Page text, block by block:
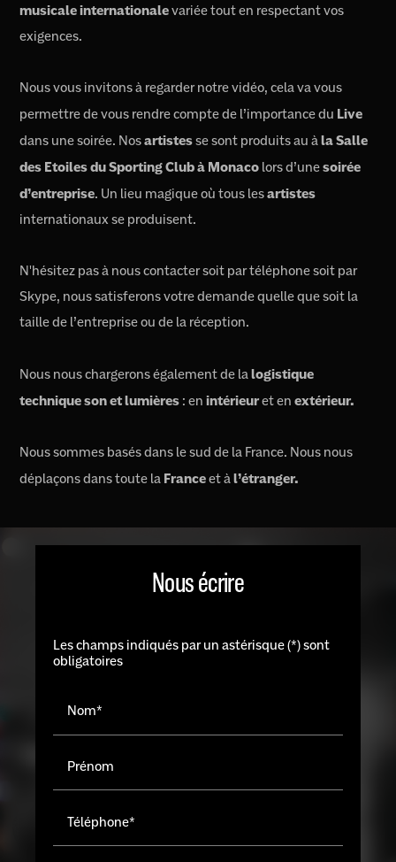
musicale internationalevariée tout en respectant vos
exigences.
Nous vous invitons à regarder notre vidéo, cela va vous
permettre de vous rendre compte de l’importance du Live
dans une soirée. Nosartistesse sont produits au àla Salle
des Etoiles du Sporting Club à Monaco lors d’unesoirée
d’entreprise. Un lieu magique où tous lesartistes
internationaux se produisent.
N'hésitez pas à nous contacter soit par téléphone soit par
Skype, nous satisferons votre demande quelle que soit la
taille de l’entreprise ou de la réception.
Nous nous chargerons également de lalogistique
technique son et lumières : enintérieuret enextérieur.
Nous sommes basés dans le sud de la France. Nous nous
déplaçons dans toute la Franceet àl’étranger.
Nous écrire
Les champs indiqués par un astérisque (*) sont
obligatoires
Nom*
Prénom
Téléphone*